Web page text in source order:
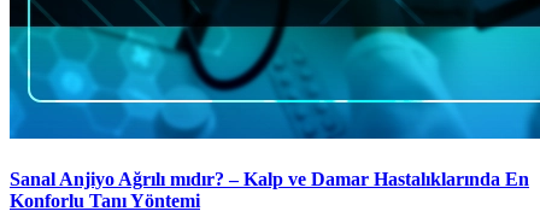
Sanal Anjiyo Ağrılı mıdır? – Kalp ve Damar Hastalıklarında En
Konforlu Tanı Yöntemi